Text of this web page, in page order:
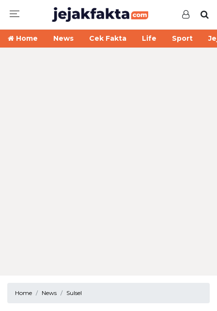
Home News Cek Fakta Life Sport
Home News Sulsel